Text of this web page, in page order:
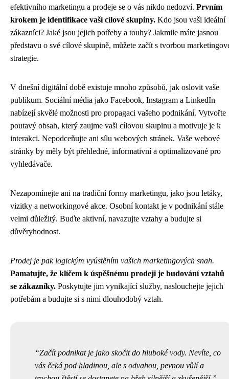
efektivního marketingu a prodeje se o vás nikdo nedozví. Prvním
krokem je identifikace vaší cílové skupiny. Kdo jsou vaši ideální
zákazníci? Jaké jsou jejich potřeby a touhy? Jakmile máte jasnou
představu o své cílové skupině, můžete začít s tvorbou
strategie.
V dnešní digitální době existuje mnoho způsobů, jak oslovit vaše
publikum. Sociální média jako Facebook, Instagram a LinkedIn
nabízejí skvělé možnosti pro propagaci vašeho podnikání. Vytvořte
poutavý obsah, který zaujme vaši cílovou skupinu a motivuje je k
interakci. Nepodceňujte ani sílu webových stránek. Vaše webové
stránky by měly být přehledné, informativní a optimalizované pro
vyhledávače.
Nezapomínejte ani na tradiční formy marketingu, jako jsou letáky,
vizitky a networkingové akce. Osobní kontakt je v podnikání stále
velmi důležitý. Buďte aktivní, navazujte vztahy a budujte si
důvěryhodnost.
Prodej je pak logickým vyústěním vašich marketingových snah.
Pamatujte, že klíčem k úspěšnému prodeji je budování vztahů
se zákazníky. Poskytujte jim vynikající služby, naslouchejte jejich
potřebám a budujte si s nimi dlouhodobý vztah.
Začít podnikat je jako skočit do hluboké vody. Nevíte, co
vás čeká pod hladinou, ale s odvahou, pevnou vůlí a